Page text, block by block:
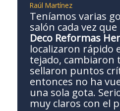
Raúl Martínez
Teníamos varias
salón cada vez
Deco Reformas
localizaron rápido
tejado, cambiaron
sellaron puntos
entonces no ha
una sola gota.
muy claros con el